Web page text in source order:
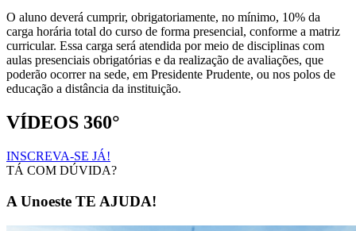
O aluno deverá cumprir, obrigatoriamente, no mínimo, 10% da
carga horária total do curso de forma presencial, conforme a matriz
curricular. Essa carga será atendida por meio de disciplinas com
aulas presenciais obrigatórias e da realização de avaliações, que
poderão ocorrer na sede, em Presidente Prudente, ou nos polos de
educação a distância da instituição.
VÍDEOS 360°
INSCREVA-SE JÁ!
TÁ COM DÚVIDA?
A Unoeste TE AJUDA!